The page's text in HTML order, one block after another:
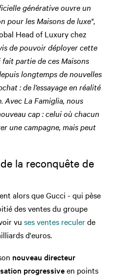
générative ouvre un
pour les Maisons de luxe",
Head of Luxury chez
de pouvoir déployer cette
partie de ces Maisons
longtemps de nouvelles
: de l’essayage en réalité
Avec La Famiglia, nous
cap : celui où chacun
une campagne, mais peut
la reconquête de
alors que Gucci - qui pèse
des ventes du groupe
vuses ventes reculerde
d'euros.
nouveau directeur
progressiveen points